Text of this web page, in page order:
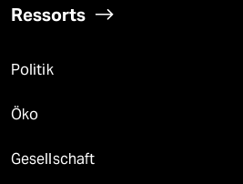
Ressorts
Politik
Öko
Gesellschaft